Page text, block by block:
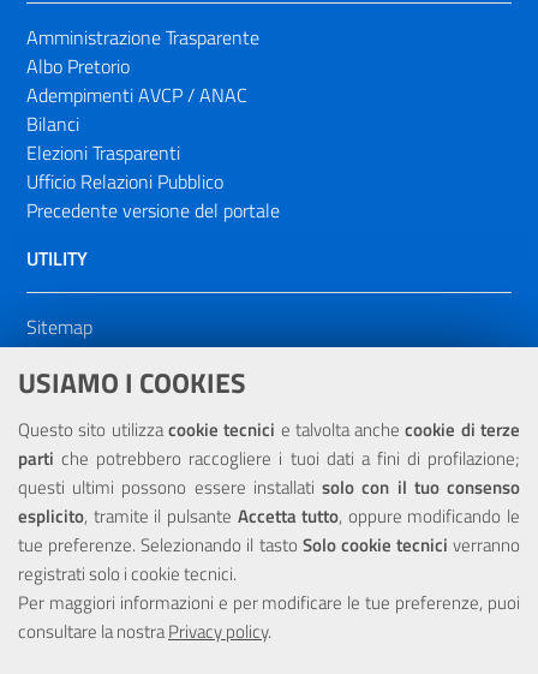
USIAMO I COOKIES
Questo sito utilizzacookie tecnici e talvolta anchecookie di terze
parti che potrebbero raccogliere i tuoi dati a fini di profilazione;
questi ultimi possono essere installatisolo con il tuo consenso
esplicito, tramite il pulsante Accetta tutto, oppure modificando le
tue preferenze. Selezionando il tasto Solo cookie tecnici verranno
registrati solo i cookie tecnici.
Per maggiori informazioni e per modificare le tue preferenze, puoi
consultare la nostraPrivacy policy.
Amministrazione Trasparente
Albo Pretorio
Adempimenti AVCP / ANAC
Bilanci
Elezioni Trasparenti
Ufficio Relazioni Pubblico
Precedente versione del portale
UTILITY
Sitemap
Dichiarazione di accessibilità
NOTE LEGALI
Privacy
Portale realizzato con la partecipazione finanziaria dell'Unione
Europea tramite i fondi del POR Sicilia 2000/2006 Misura 6.05 -